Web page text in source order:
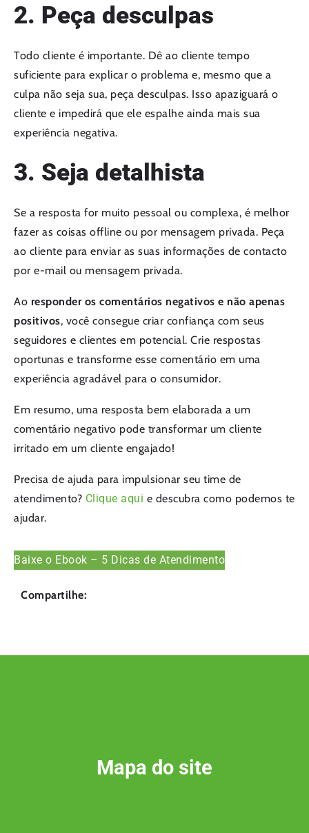
2. Peça desculpas
Todo cliente é importante. Dê ao cliente tempo
suficiente para explicar o problema e, mesmo que a
culpa não seja sua, peça desculpas. Isso apaziguará o
cliente e impedirá que ele espalhe ainda mais sua
experiência negativa.
3. Seja detalhista
Se a resposta for muito pessoal ou complexa, é melhor
fazer as coisas offline ou por mensagem privada. Peça
ao cliente para enviar as suas informações de contacto
por e-mail ou mensagem privada.
Ao responder os comentários negativos e não apenas
positivos, você consegue criar confiança com seus
seguidores e clientes em potencial. Crie respostas
oportunas e transforme esse comentário em uma
experiência agradável para o consumidor.
Em resumo, uma resposta bem elaborada a um
comentário negativo pode transformar um cliente
irritado em um cliente engajado!
Precisa de ajuda para impulsionar seu time de
atendimento? Clique aqui e descubra como podemos te
ajudar.
Baixe o Ebook – 5 Dicas de Atendimento
Compartilhe:
Mapa do site